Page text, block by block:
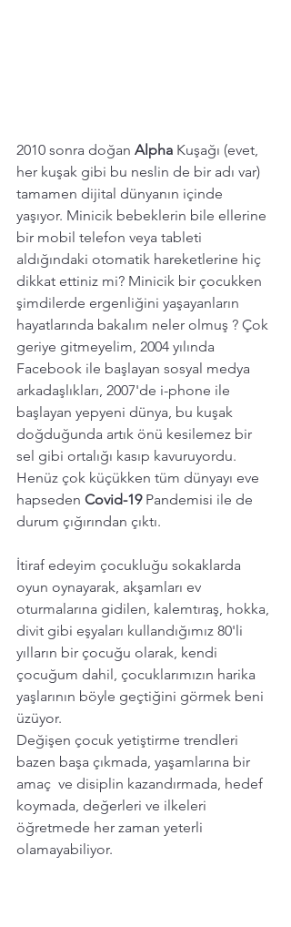
2010 sonra doğan Alpha Kuşağı (evet,
her kuşak gibi bu neslin de bir adı var)
tamamen dijital dünyanın içinde
yaşıyor. Minicik bebeklerin bile ellerine
bir mobil telefon veya tableti
aldığındaki otomatik hareketlerine hiç
dikkat ettiniz mi? Minicik bir çocukken
şimdilerde ergenliğini yaşayanların
hayatlarında bakalım neler olmuş ? Çok
geriye gitmeyelim, 2004 yılında
Facebook ile başlayan sosyal medya
arkadaşlıkları, 2007'de i-phone ile
başlayan yepyeni dünya, bu kuşak
doğduğunda artık önü kesilemez bir
sel gibi ortalığı kasıp kavuruyordu.
Henüz çok küçükken tüm dünyayı eve
hapseden Covid-19 Pandemisi ile de
durum çığırından çıktı.
İtiraf edeyim çocukluğu sokaklarda
oyun oynayarak, akşamları ev
oturmalarına gidilen, kalemtıraş, hokka,
divit gibi eşyaları kullandığımız 80'li
yılların bir çocuğu olarak, kendi
çocuğum dahil, çocuklarımızın harika
yaşlarının böyle geçtiğini görmek beni
üzüyor.
Değişen çocuk yetiştirme trendleri
bazen başa çıkmada, yaşamlarına bir
amaç  ve disiplin kazandırmada, hedef
koymada, değerleri ve ilkeleri
öğretmede her zaman yeterli
olamayabiliyor.